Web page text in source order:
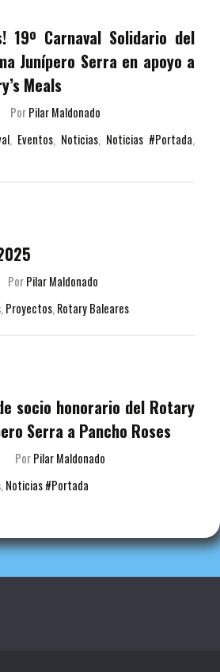
19º Carnaval Solidario del
Junípero Serra en apoyo a
Meals
PorPilar Maldonado
, Eventos, Noticias, Noticias #Portada,
PorPilar Maldonado
, Proyectos, Rotary Baleares
socio honorario del Rotary
Serra a Pancho Roses
PorPilar Maldonado
,Noticias #Portada